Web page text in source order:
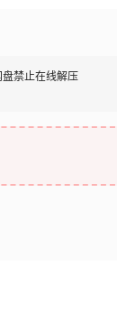
盘禁止在线解压